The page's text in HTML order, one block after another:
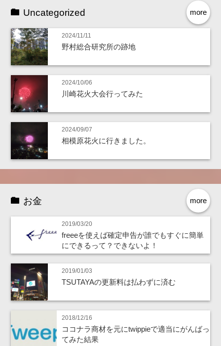
more
Uncategorized
2024/11/11
野村総合研究所の跡地
2024/10/06
川崎花火大会行ってみた
2024/09/07
相模原花火に行きました。
more
お金
2019/03/20
freeeを使えば確定申告が誰でもすぐに簡単
にできるって？できないよ！
2019/01/03
TSUTAYAの更新料は払わずに済む
2018/12/16
ココナラ商材を元にtwippieで適当にがんばっ
てみた結果